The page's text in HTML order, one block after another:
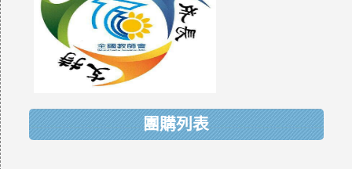
團購列表